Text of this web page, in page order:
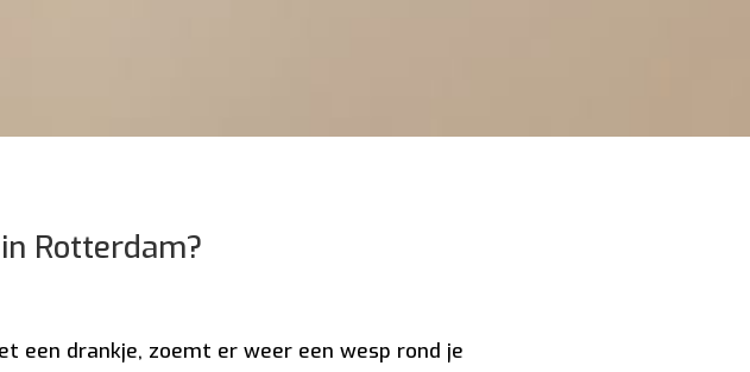
Rotterdam?
een drankje, zoemt er weer een wesp rond je